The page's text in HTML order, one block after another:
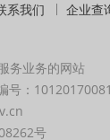
系我们 企业查
务业务的网站
号：
号